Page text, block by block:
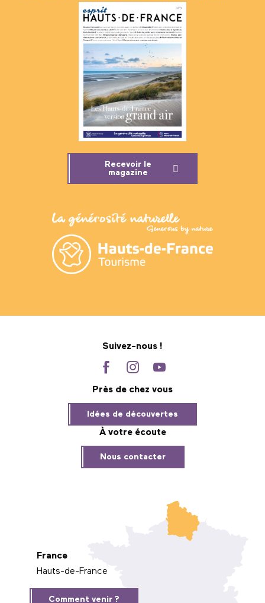
Recevoir le
magazine
Suivez-nous !
Près de chez vous
Idées de découvertes
À votre écoute
Nous contacter
France
Hauts-de-France
Comment venir ?